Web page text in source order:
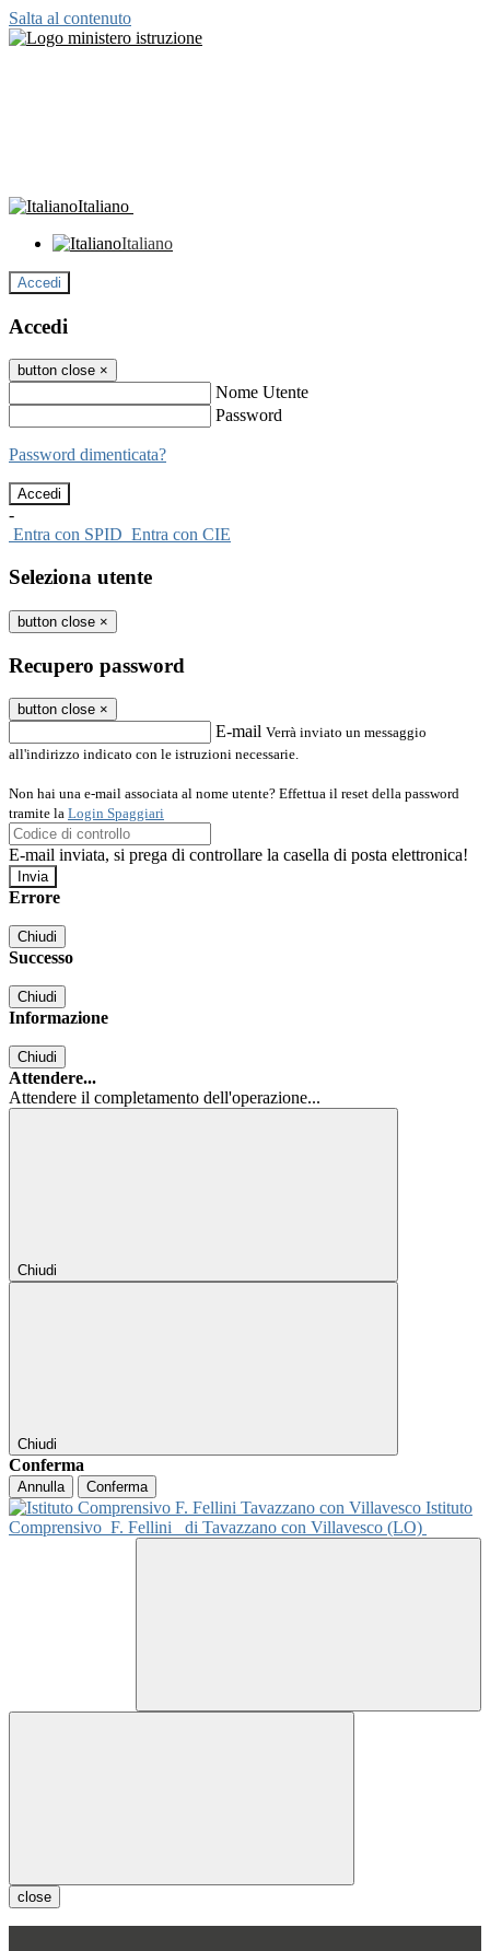
Salta al contenuto
Italiano
Italiano
Accedi
Accedi
button close ×
Nome Utente
Password
Password dimenticata?
-
Entra con SPID Entra con CIE
Seleziona utente
button close ×
Recupero password
button close ×
E-mail Verrà inviato un messaggio
all'indirizzo indicato con le istruzioni necessarie.
Non hai una e-mail associata al nome utente? Effettua il reset della password
tramite la Login Spaggiari
E-mail inviata, si prega di controllare la casella di posta elettronica!
Errore
Chiudi
Successo
Chiudi
Informazione
Chiudi
Attendere...
Attendere il completamento dell'operazione...
Chiudi
Chiudi
Conferma
Annulla Conferma
Istituto
Comprensivo F. Fellini di Tavazzano con Villavesco (LO)
close